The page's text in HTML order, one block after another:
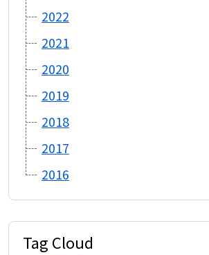
2022
2021
2020
2019
2018
2017
2016
Tag Cloud